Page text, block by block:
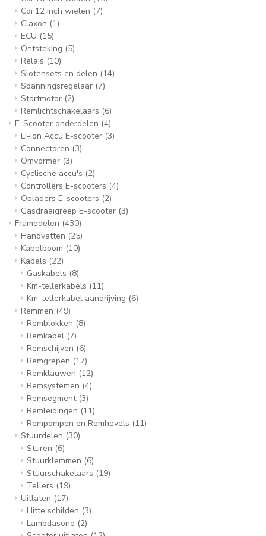
Cdi 12 inch wielen (7)
Claxon (1)
ECU (15)
Ontsteking (5)
Relais (10)
Slotensets en delen (14)
Spanningsregelaar (7)
Startmotor (2)
Remlichtschakelaars (6)
E-Scooter onderdelen (4)
Li-ion Accu E-scooter (3)
Connectoren (3)
Omvormer (3)
Cyclische accu's (2)
Controllers E-scooters (4)
Opladers E-scooters (2)
Gasdraaigreep E-scooter (3)
Framedelen (430)
Handvatten (25)
Kabelboom (10)
Kabels (22)
Gaskabels (8)
Km-tellerkabels (11)
Km-tellerkabel aandrijving (6)
Remmen (49)
Remblokken (8)
Remkabel (7)
Remschijven (6)
Remgrepen (17)
Remklauwen (12)
Remsystemen (4)
Remsegment (3)
Remleidingen (11)
Rempompen en Remhevels (11)
Stuurdelen (30)
Sturen (6)
Stuurklemmen (6)
Stuurschakelaars (19)
Tellers (19)
Uitlaten (17)
Hitte schilden (3)
Lambdasone (2)